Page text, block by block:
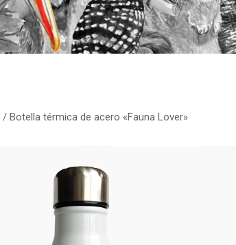
/ Botella térmica de acero «Fauna Lover»